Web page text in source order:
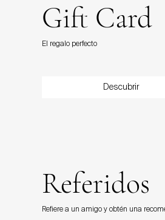
Gift Card
El regalo perfecto
Descubrir
Referidos
Refiere a un amigo y obtén una